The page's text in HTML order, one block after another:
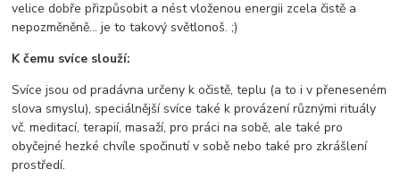
velice dobře přizpůsobit a nést vloženou energii zcela čistě a
nepozměněně... je to takový světlonoš. ;)
K čemu svíce slouží:
Svíce jsou od pradávna určeny k očistě, teplu (a to i v přeneseném
slova smyslu), speciálnější svíce také k provázení různými rituály
vč. meditací, terapií, masaží, pro práci na sobě, ale také pro
obyčejné hezké chvíle spočinutí v sobě nebo také pro zkrášlení
prostředí.